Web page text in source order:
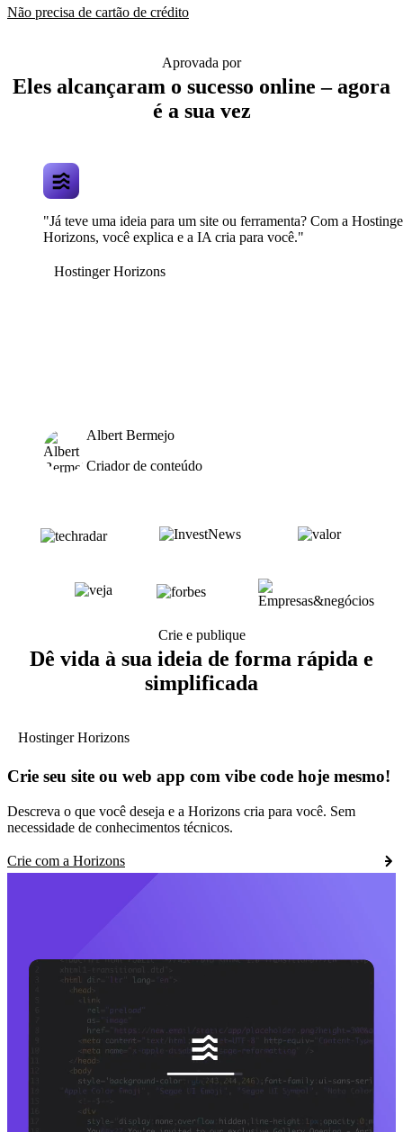
Não precisa de cartão de crédito
Aprovada por
Eles alcançaram o sucesso online – agora
é a sua vez
"Já teve uma ideia para um site ou ferramenta? Com a
Horizons, você explica e a IA cria para você."
Hostinger Horizons
Albert Bermejo
Criador de conteúdo
Crie e publique
Dê vida à sua ideia de forma rápida e
simplificada
Hostinger Horizons
Crie seu site ou web app com vibe code hoje mesmo!
Descreva o que você deseja e a Horizons cria para você. Sem
necessidade de conhecimentos técnicos.
Crie com a Horizons